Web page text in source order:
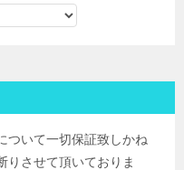
ついて一切保証致しかね
りさせて頂いておりま